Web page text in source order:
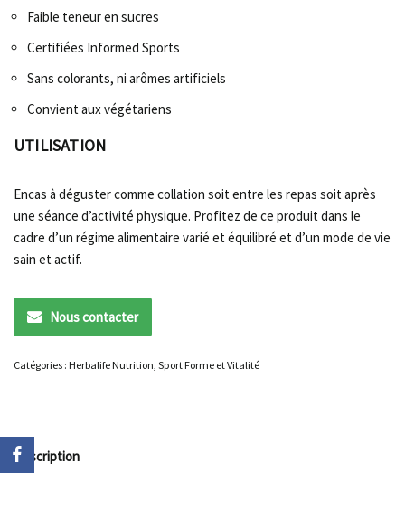
Faible teneur en sucres
Certifiées Informed Sports
Sans colorants, ni arômes artificiels
Convient aux végétariens
UTILISATION
Encas à déguster comme collation soit entre les repas soit après
une séance d’activité physique. Profitez de ce produit dans le
cadre d’un régime alimentaire varié et équilibré et d’un mode de vie
sain et actif.
Nous contacter
Catégories : Herbalife Nutrition Sport Forme et Vitalité
Description